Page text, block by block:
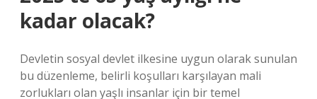
kadar olacak?
Devletin sosyal devlet ilkesine uygun olarak sunulan
bu düzenleme, belirli koşulları karşılayan mali
zorlukları olan yaşlı insanlar için bir temel